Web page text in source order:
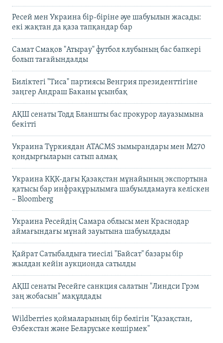
Ресей мен Украина бір-біріне әуе шабуылын жасады:
екі жақтан да қаза тапқандар бар
Самат Смақов "Атырау" футбол клубының бас бапкері
болып тағайындалды
Биліктегі "Тиса" партиясы Венгрия президенттігіне
заңгер Андраш Баканы ұсынбақ
АҚШ сенаты Тодд Бланшты бас прокурор лауазымына
бекітті
Украина Түркиядан ATACMS зымырандары мен M270
қондырғыларын сатып алмақ
Украина КҚК-дағы Қазақстан мұнайының экспортына
қатысы бар инфрақұрылымға шабуылдамауға келіскен
– Bloomberg
Украина Ресейдің Самара облысы мен Краснодар
аймағындағы мұнай зауытына шабуылдады
Қайрат Сатыбалдыға тиесілі "Байсат" базары бір
жылдан кейін аукционда сатылды
АҚШ сенаты Ресейге санкция салатын "Линдси Грэм
заң жобасын" мақұлдады
Wildberries қоймаларының бір бөлігін "Қазақстан,
Өзбекстан және Беларуське көшірмек"